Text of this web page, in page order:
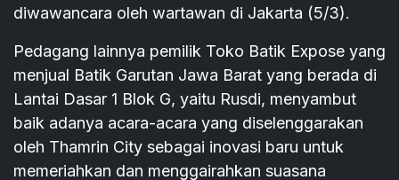
diwawancara oleh wartawan di Jakarta (5/3).
Pedagang lainnya pemilik Toko Batik Expose yang
menjual Batik Garutan Jawa Barat yang berada di
Lantai Dasar 1 Blok G, yaitu Rusdi, menyambut
baik adanya acara-acara yang diselenggarakan
oleh Thamrin City sebagai inovasi baru untuk
memeriahkan dan menggairahkan suasana